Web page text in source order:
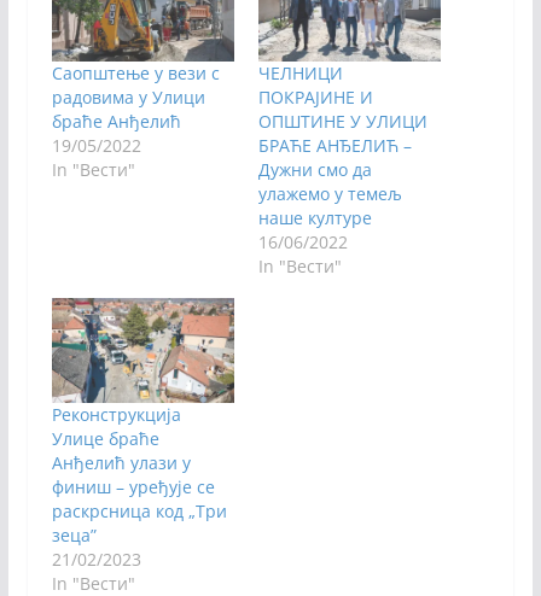
Саопштење у вези с
радовима у Улици
браће Анђелић
19/05/2022
In "Вести"
ЧЕЛНИЦИ
ПОКРАЈИНЕ И
ОПШТИНЕ У УЛИЦИ
БРАЋЕ АНЂЕЛИЋ –
Дужни смо да
улажемо у темељ
наше културе
16/06/2022
In "Вести"
Реконструкција
Улице браће
Анђелић улази у
финиш – уређује се
раскрсница код „Три
зеца”
21/02/2023
In "Вести"